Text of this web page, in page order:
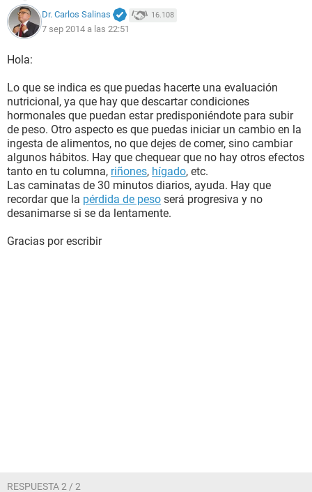
Dr. Carlos Salinas 16.108
7 sep 2014 a las 22:51
Hola:
Lo que se indica es que puedas hacerte una evaluación
nutricional, ya que hay que descartar condiciones
hormonales que puedan estar predisponiéndote para subir
de peso. Otro aspecto es que puedas iniciar un cambio en la
ingesta de alimentos, no que dejes de comer, sino cambiar
algunos hábitos. Hay que chequear que no hay otros efectos
tanto en tu columna, riñones, hígado, etc.
Las caminatas de 30 minutos diarios, ayuda. Hay que
recordar que la pérdida de peso será progresiva y no
desanimarse si se da lentamente.
Gracias por escribir
RESPUESTA 2 / 2